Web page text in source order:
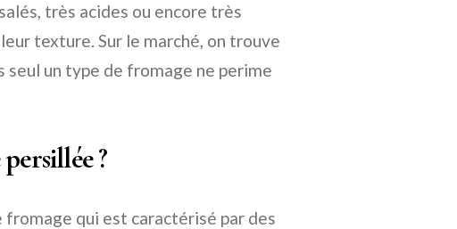
très acides ou encore très
texture. Sur le marché, on trouve
un type de fromage ne perime
?
qui est caractérisé par des